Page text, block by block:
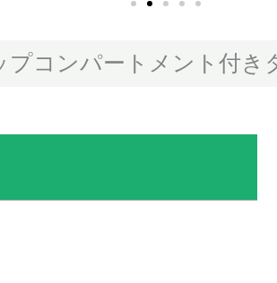
プコンパートメント付